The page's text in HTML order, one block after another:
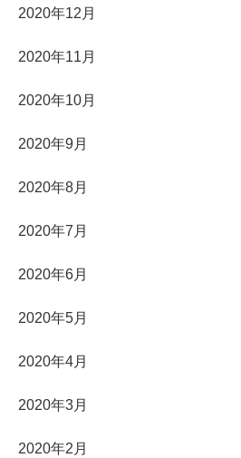
2020年12月
2020年11月
2020年10月
2020年9月
2020年8月
2020年7月
2020年6月
2020年5月
2020年4月
2020年3月
2020年2月